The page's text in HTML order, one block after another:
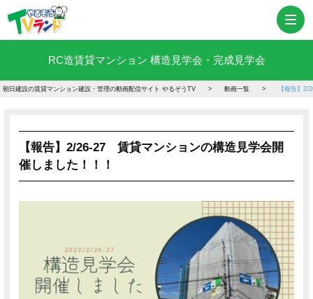
RC造賃貸マンション 構造見学会・完成見学会
朝日建設の賃貸マンション建設・管理の動画配信サイト やるぞうTV 動画一覧 【報告】
【報告】2/26-27 賃貸マンションの構造見学会開
催しました！！！